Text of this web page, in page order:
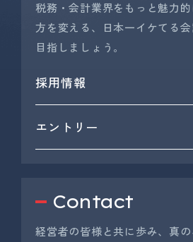
税務・会計業界をもっと魅力
方を変える、日本一イケてる
目指しましょう。
採用情報
エントリー
Contact
経営者の皆様と共に歩み、真